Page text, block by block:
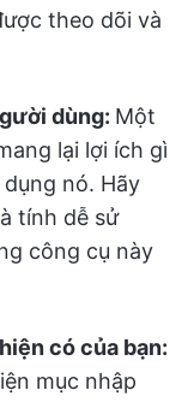
theo dõi và
dùng: Một
lại lợi ích gì
nó. Hãy
tính dễ sử
công cụ này
có của bạn:
mục nhập